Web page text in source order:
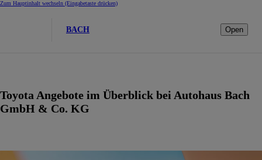
Zum Hauptinhalt wechseln (Eingabetaste drücken)
BACH Open
Toyota Angebote im Überblick bei Autohaus Bach
GmbH & Co. KG